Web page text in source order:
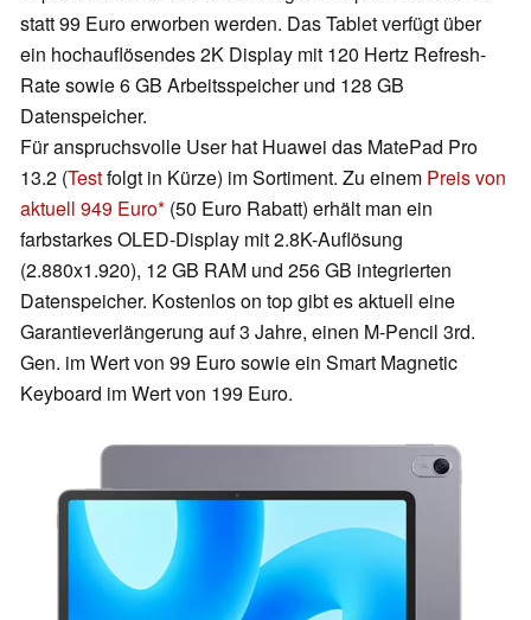
statt 99 Euro erworben werden. Das Tablet verfügt über
ein hochauflösendes 2K Display mit 120 Hertz Refresh-
Rate sowie 6 GB Arbeitsspeicher und 128 GB
Datenspeicher.
Für anspruchsvolle User hat Huawei das MatePad Pro
13.2 (Testfolgt in Kürze) im Sortiment. Zu einem Preis von
aktuell 949 Euro (50 Euro Rabatt) erhält man ein
farbstarkes OLED-Display mit 2.8K-Auflösung
(2.880x1.920), 12 GB RAM und 256 GB integrierten
Datenspeicher. Kostenlos on top gibt es aktuell eine
Garantieverlängerung auf 3 Jahre, einen M-Pencil 3rd.
Gen. im Wert von 99 Euro sowie ein Smart Magnetic
Keyboard im Wert von 199 Euro.